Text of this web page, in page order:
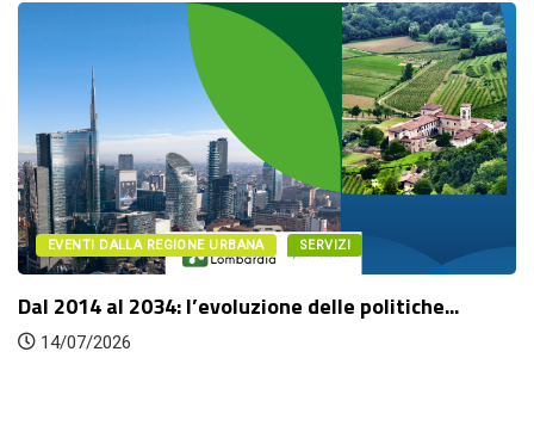
EVENTI DALLA REGIONE URBANA SERVIZI
Dal 2014 al 2034: l’evoluzione delle politiche...
14/07/2026